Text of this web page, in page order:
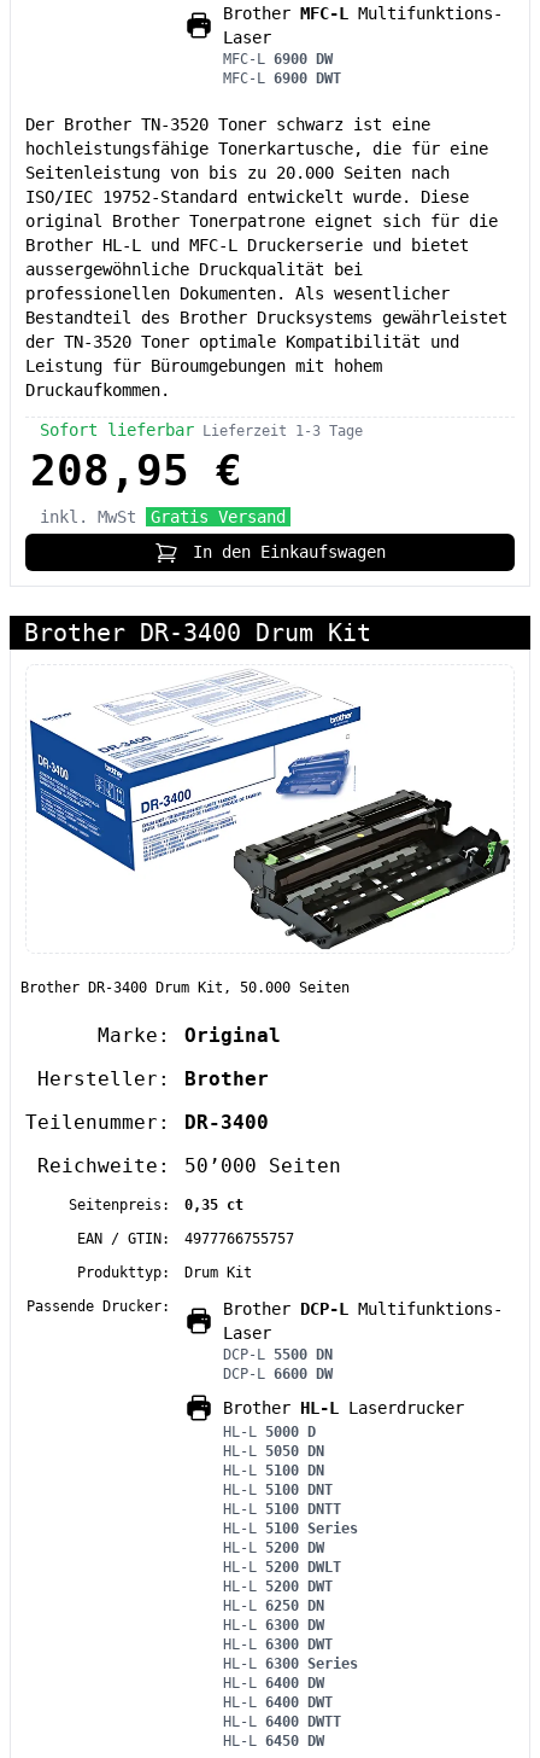
Brother MFC-L
Multifunktions-
Laser
MFC-L
6900 DW
MFC-L
6900 DWT
Der Brother TN-3520 Toner schwarz ist eine
hochleistungsfähige Tonerkartusche, die für eine
Seitenleistung von bis zu 20.000 Seiten nach
ISO/IEC 19752-Standard entwickelt wurde. Diese
original Brother Tonerpatrone eignet sich für die
Brother HL-L und MFC-L Druckerserie und bietet
aussergewöhnliche Druckqualität bei
professionellen Dokumenten. Als wesentlicher
Bestandteil des Brother Drucksystems gewährleistet
der TN-3520 Toner optimale Kompatibilität und
Leistung für Büroumgebungen mit hohem
Druckaufkommen.
Sofort lieferbar Lieferzeit 1-3 Tage
208,95 €
inkl. MwSt
Gratis Versand
In den Einkaufswagen
Brother DR-3400 Drum Kit
Brother DR-3400 Drum Kit, 50.000 Seiten
Marke:
Original
Hersteller:
Brother
Teilenummer:
DR-3400
Reichweite:
50’000 Seiten
Seitenpreis:
0,35 ct
EAN / GTIN:
4977766755757
Produkttyp:
Drum Kit
Passende Drucker:
Brother DCP-L Multifunktions-
Laser
DCP-L 5500 DN
DCP-L 6600 DW
Brother HL-L Laserdrucker
HL-L 5000 D
HL-L 5050 DN
HL-L 5100 DN
HL-L 5100 DNT
HL-L 5100 DNTT
HL-L 5100 Series
HL-L 5200 DW
HL-L 5200 DWLT
HL-L 5200 DWT
HL-L 6250 DN
HL-L 6300 DW
HL-L 6300 DWT
HL-L 6300 Series
HL-L 6400 DW
HL-L 6400 DWT
HL-L 6400 DWTT
HL-L 6450 DW